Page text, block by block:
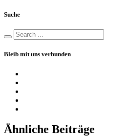
Suche
Bleib mit uns verbunden
Ähnliche Beiträge